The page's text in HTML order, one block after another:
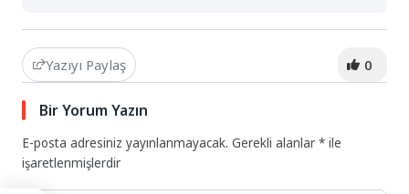
Yazıyı Paylaş 0
Bir Yorum Yazın
E-posta adresiniz yayınlanmayacak. Gerekli alanlar* ile
işaretlenmişlerdir